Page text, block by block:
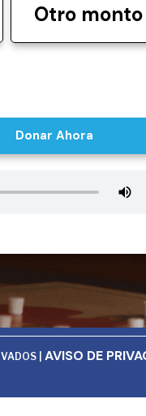
Otro monto
Donar Ahora
| AVISO DE